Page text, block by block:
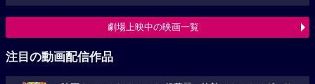
劇場上映中の映画一覧
注目の動画配信作品